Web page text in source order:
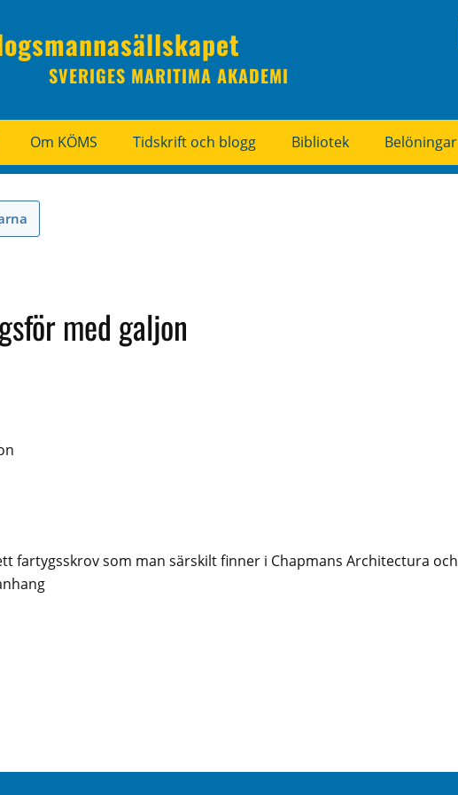
SVERIGES MARITIMA AKADEMI
Om KÖMS Tidskrift och blogg Bibliotek Belöningar
med galjon
fartygsskrov som man särskilt finner i Chapmans Architectura och